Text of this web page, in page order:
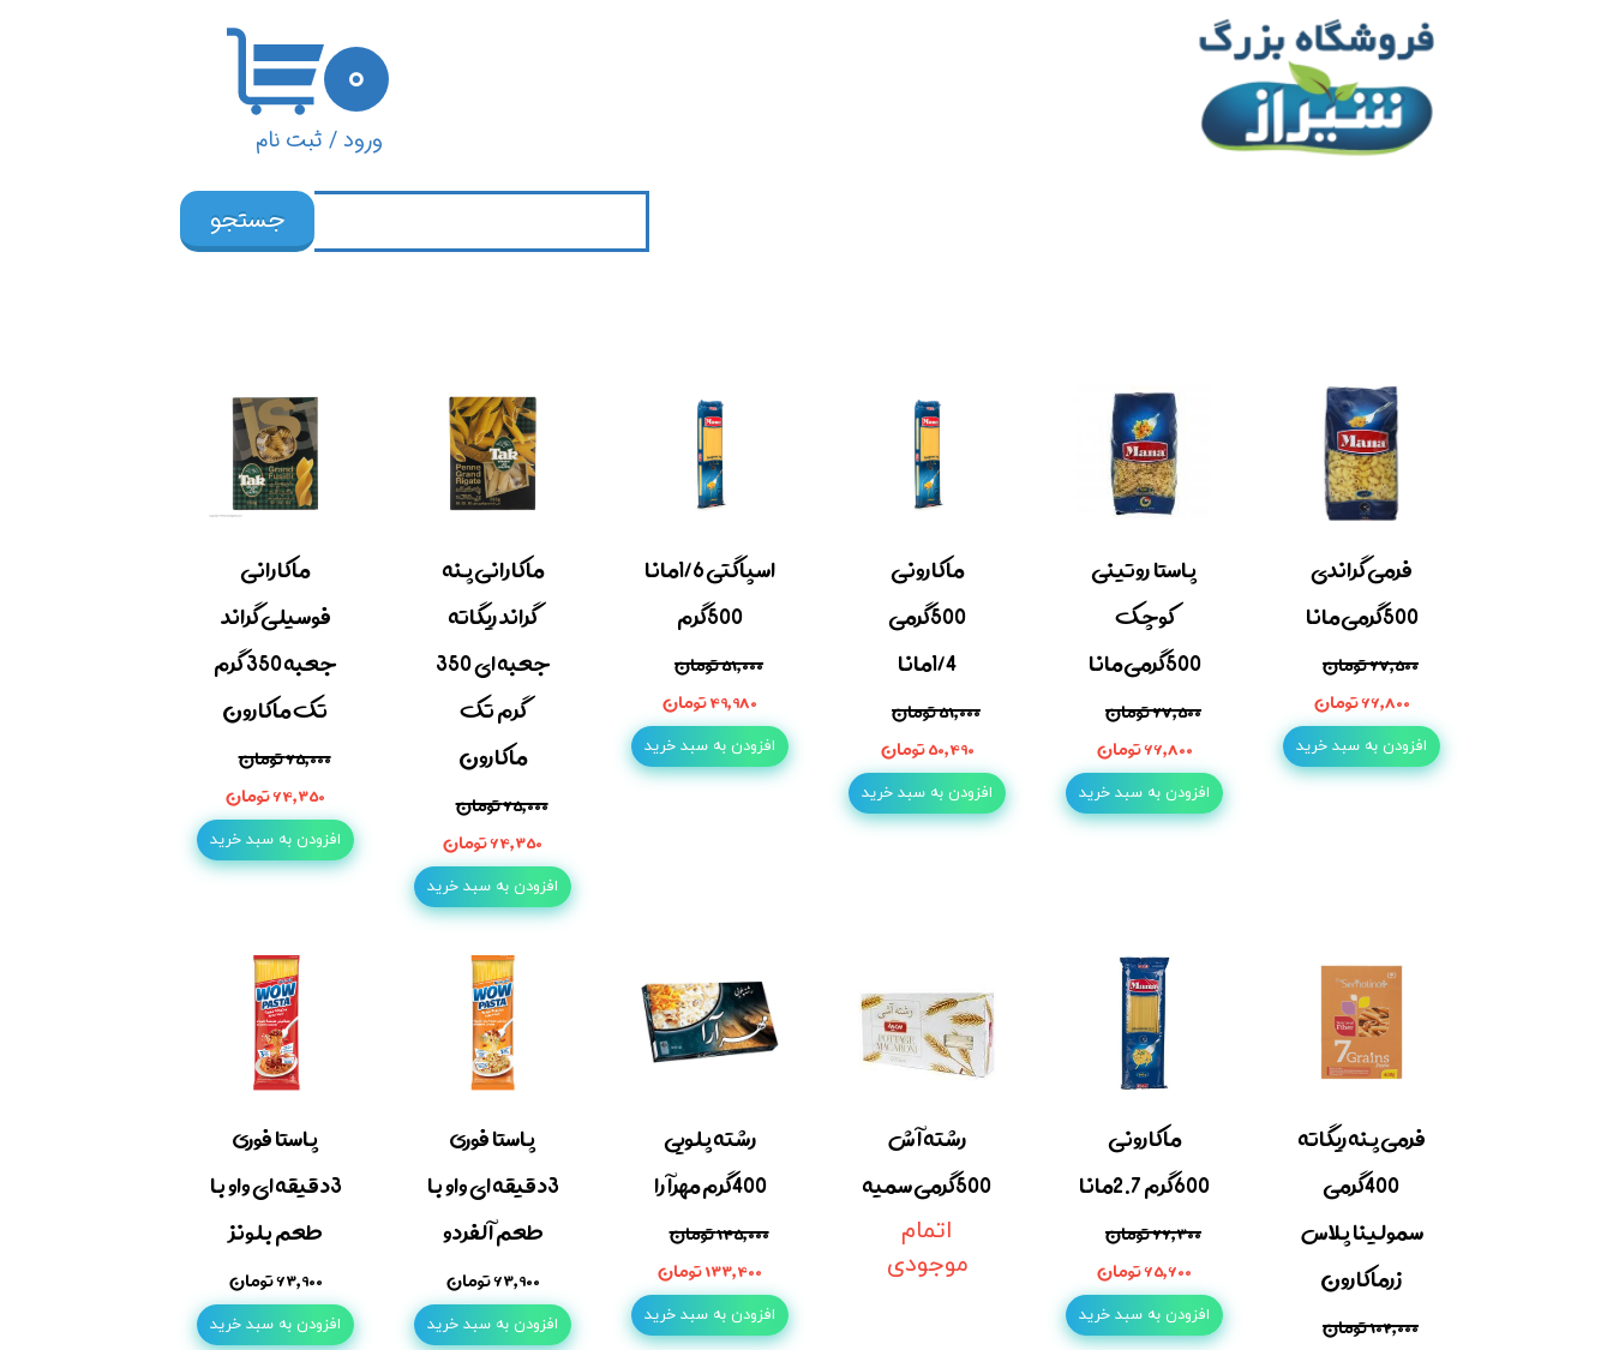
ورود/ ثبت نام
حساب کاربری من
تغییر گذر واژه
۰
جستجو
فرمی گراندی
500گرمی مانا
۶۷,۵۰۰ تومان
۶۶,۸۰۰ تومان
افزودن به سبد خرید
پاستا روتینی
کوچک
500گرمی مانا
۶۷,۵۰۰ تومان
۶۶,۸۰۰ تومان
افزودن به سبد خرید
ماکارونی
500گرمی
1/4مانا
۵۱,۰۰۰ تومان
۵۰,۴۹۰ تومان
افزودن به سبد خرید
اسپاگتی 1/6مانا
500گرم
۵۱,۰۰۰ تومان
۴۹,۹۸۰ تومان
افزودن به سبد خرید
ماکارانی پنه
گراند ریگاته
جعبه ای 350
گرم تک
ماکارون
۶۵,۰۰۰ تومان
۶۴,۳۵۰ تومان
افزودن به سبد خرید
ماکارانی
فوسیلی گراند
جعبه 350 گرم
تک ماکارون
۶۵,۰۰۰ تومان
۶۴,۳۵۰ تومان
افزودن به سبد خرید
فرمی پنه ریگاته
400گرمی
سمولینا پلاس
زرماکارون
۱۰۲,۰۰۰ تومان
ماکارونی
600گرم 2.7مانا
۶۶,۳۰۰ تومان
۶۵,۶۰۰ تومان
افزودن به سبد خرید
رشته آش
500گرمی سمیه
اتمام
موجودی
رشته پلویی
400گرم مهرآرا
۱۴۵,۰۰۰ تومان
۱۳۳,۴۰۰ تومان
افزودن به سبد خرید
پاستا فوری
3دقیقه ای واو با
طعم آلفردو
۶۳,۹۰۰ تومان
افزودن به سبد خرید
پاستا فوری
3دقیقه ای واو با
طعم بلونز
۶۳,۹۰۰ تومان
افزودن به سبد خرید